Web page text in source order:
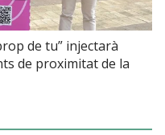
de tu” injectarà
de proximitat de la